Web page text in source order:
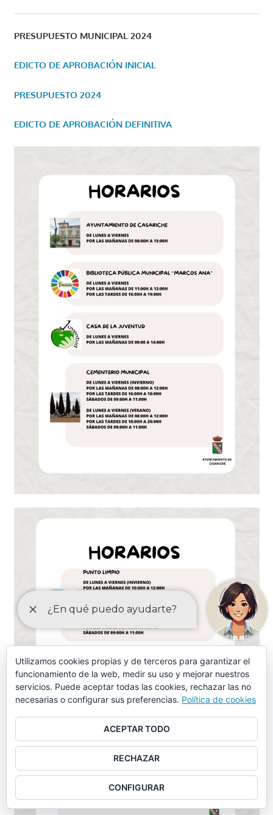
PRESUPUESTO MUNICIPAL 2024
EDICTO DE APROBACIÓN INICIAL
PRESUPUESTO 2024
EDICTO DE APROBACIÓN DEFINITIVA
Utilizamos cookies propias y de terceros para garantizar el
funcionamiento de la web, medir su uso y mejorar nuestros
servicios. Puede aceptar todas las cookies, rechazar las no
necesarias o configurar sus preferencias. Política de cookies
ACEPTAR TODO
RECHAZAR
CONFIGURAR